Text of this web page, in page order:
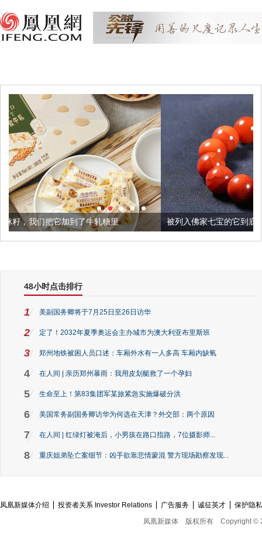
牛轧糖里 被列入佛家七宝的它到底有多美？
48小时点击排行
1 美副国务卿将于7月25日至26日访华
2 定了！2032年夏季奥运会主办城市为澳大利亚布里斯班
3 郑州地铁被困人员口述：车厢外水有一人多高 车厢内缺氧
4 在人间 | 亲历郑州暴雨：我用皮划艇救了一个孕妇
5 生命至上！第83集团军某旅紧急实施爆破分洪
6 美国常务副国务卿访华为何选在天津？外交部：两个原因
7 在人间 | 红绿灯被淹后，小男孩在路口指路，7位摄影师...
8 重庆姐弟坠亡案细节：凶手欲靠悲情蒙混 警方现场勘察发现...
凤凰新媒体介绍 投资者关系 Investor Relations 广告服务 诚征英才
保护隐
凤凰新媒体
版权所有 Copyright ©